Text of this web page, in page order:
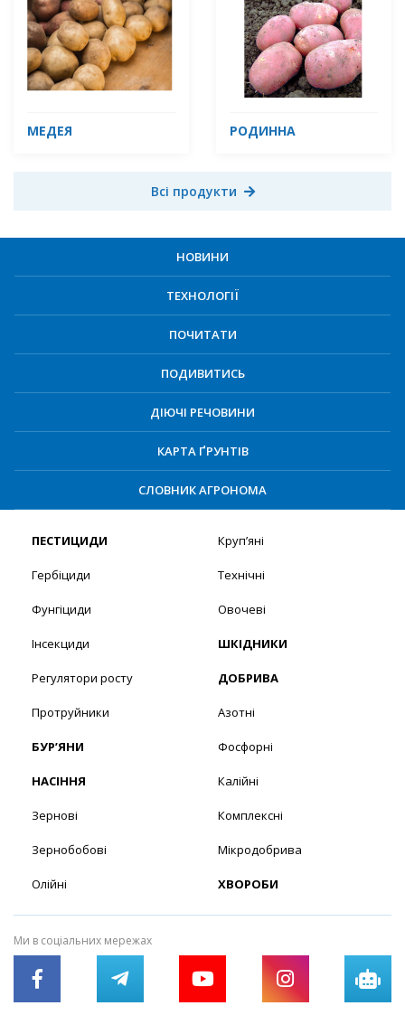
МЕДЕЯ РОДИННА
Всі продукти
НОВИНИ
ТЕХНОЛОГІЇ
ПОЧИТАТИ
ПОДИВИТИСЬ
ДІЮЧІ РЕЧОВИНИ
КАРТА ҐРУНТІВ
СЛОВНИК АГРОНОМА
ПЕСТИЦИДИ
Гербіциди
Фунгіциди
Інсекциди
Регулятори росту
Протруйники
БУР’ЯНИ
НАСІННЯ
Зернові
Зернобобові
Олійні
Круп’яні
Технічні
Овочеві
ШКІДНИКИ
ДОБРИВА
Азотні
Фосфорні
Калійні
Комплексні
Мікродобрива
ХВОРОБИ
Ми в соціальних мережах